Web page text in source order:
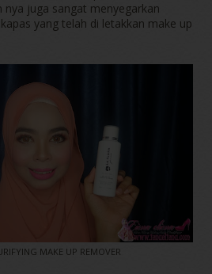
nya juga sangat menyegarkan
yang telah di letakkan make up
MAKE UP REMOVER